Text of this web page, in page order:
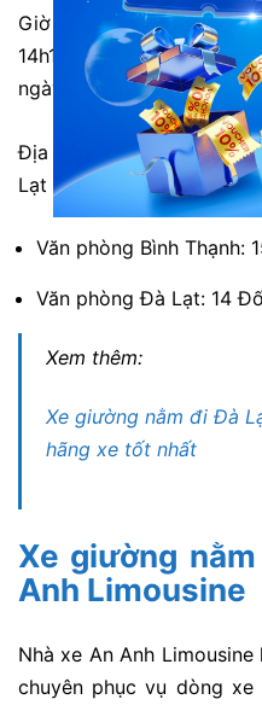
Giờ xuất bến tại Đà Lạt:
14h15, 15h, 15h15,
ngày.
Địa chỉ/điểm đón trả
Lạt từ Sài Gòn Long Vân
Văn phòng Bình Thạnh:
Văn phòng Đà Lạt: 14
Xem thêm:
Xe giường nằm đi Đà
hãng xe tốt nhất
Xe giường
Anh Limousine
Nhà xe An Anh
chuyên phục vụ dòng